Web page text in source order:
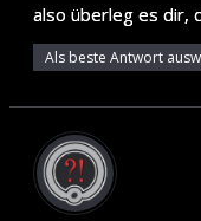
also überleg es dir,
Als beste Antwort